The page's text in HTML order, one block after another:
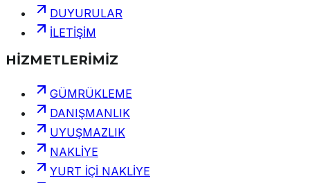
DUYURULAR
İLETİŞİM
HİZMETLERİMİZ
GÜMRÜKLEME
DANIŞMANLIK
UYUŞMAZLIK
NAKLİYE
YURT İÇİ NAKLİYE